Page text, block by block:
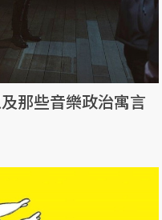
那些音樂政治寓言